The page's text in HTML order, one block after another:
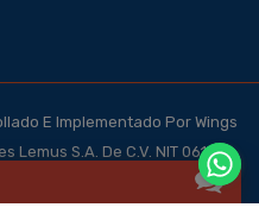
E Implementado Por Wings
Lemus S.A. De C.V. NIT 0614-
123562-0